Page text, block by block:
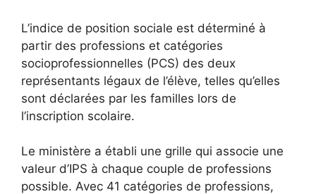
L’indice de position sociale est déterminé à
partir des professions et catégories
socioprofessionnelles (PCS) des deux
représentants légaux de l’élève, telles qu’elles
sont déclarées par les familles lors de
l’inscription scolaire.
Le ministère a établi une grille qui associe une
valeur d’IPS à chaque couple de professions
possible. Avec 41 catégories de professions,